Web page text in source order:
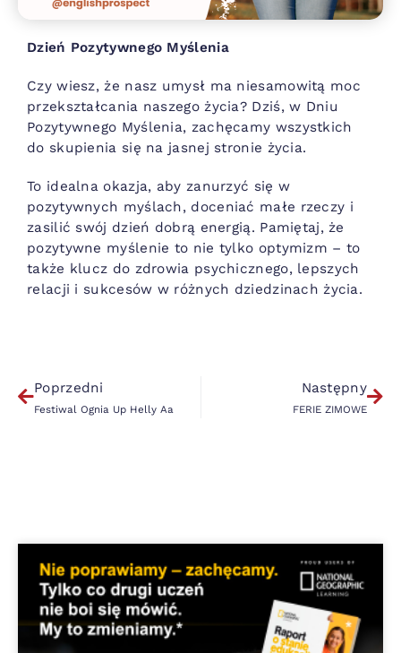
Dzień Pozytywnego Myślenia
Czy wiesz, że nasz umysł ma niesamowitą moc
przekształcania naszego życia? Dziś, w Dniu
Pozytywnego Myślenia, zachęcamy wszystkich
do skupienia się na jasnej stronie życia.
To idealna okazja, aby zanurzyć się w
pozytywnych myślach, doceniać małe rzeczy i
zasilić swój dzień dobrą energią. Pamiętaj, że
pozytywne myślenie to nie tylko optymizm – to
także klucz do zdrowia psychicznego, lepszych
relacji i sukcesów w różnych dziedzinach życia.
Poprzedni
Festiwal Ognia Up Helly Aa
Następny
FERIE ZIMOWE